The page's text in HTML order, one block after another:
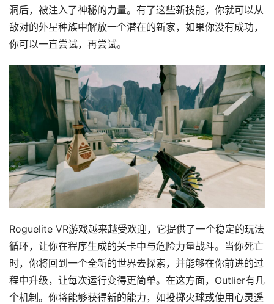
首
页
动
应
用
新
闻
R
设
备
排
名
登录 注册
洞后，被注入了神秘的力量。有了这些新技能，你就可以从
敌对的外星种族中解放一个潜在的新家，如果你没有成功，
你可以一直尝试，再尝试。
Roguelite VR游戏越来越受欢迎，它提供了一个稳定的玩法
循环，让你在程序生成的关卡中与危险力量战斗。当你死亡
时，你将回到一个全新的世界去探索，并能够在你前进的过
程中升级，让每次运行变得更简单。在这方面，Outlier有几
个机制。你将能够获得新的能力，如投掷火球或使用心灵遥